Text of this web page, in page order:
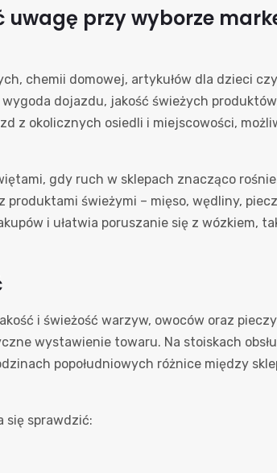
przy wyborze
chemii domowej, artykułów dla dzieci
dojazdu, jakość świeżych
z okolicznych osiedli i miejscowości,
gdy ruch w sklepach znacząco
świeżymi – mięso, wędliny,
i ułatwia poruszanie się z wózkiem,
i świeżość warzyw, owoców oraz
wystawienie towaru. Na stoiskach
popołudniowych różnice między
się sprawdzić: